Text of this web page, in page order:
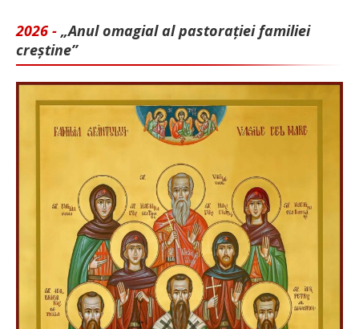
2026 - „Anul omagial al pastorației familiei
creștine”